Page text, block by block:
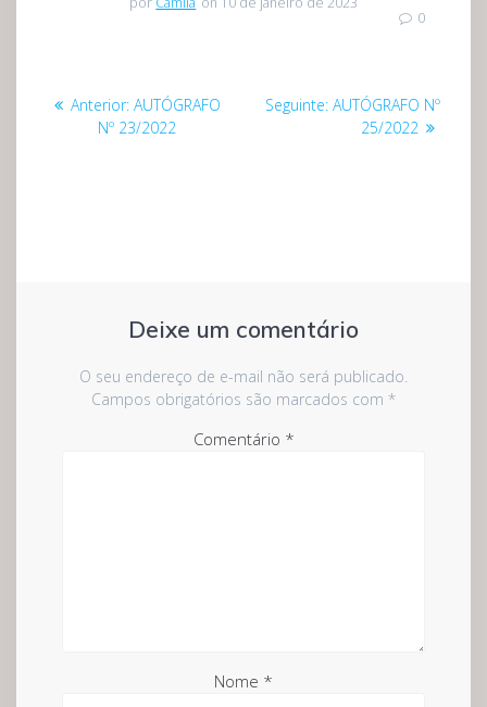
0
Navegação
Anterior: Post
anterior:
AUTÓGRAFO
Nº 23/2022
Seguinte: Post
seguinte:
AUTÓGRAFO Nº
25/2022
Deixe um comentário
O seu endereço de e-mail não será publicado.
Campos obrigatórios são marcados com *
Comentário *
Nome *